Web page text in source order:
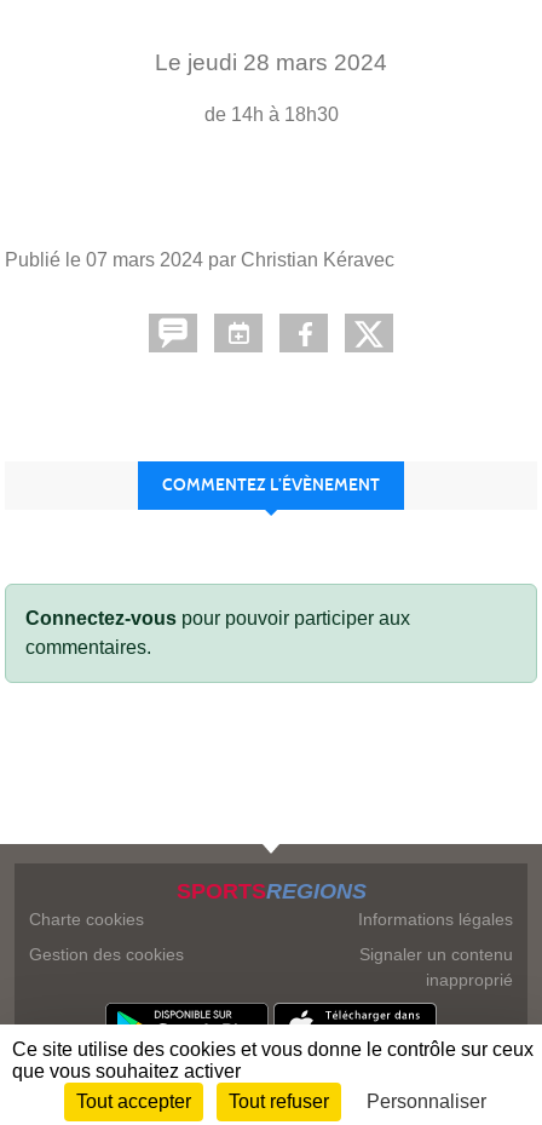
Le jeudi 28 mars 2024
de 14h à 18h30
Publié le 07 mars 2024 par Christian Kéravec
COMMENTEZ L’ÉVÈNEMENT
Connectez-vous pour pouvoir participer aux
commentaires.
SPORTSREGIONS
Charte cookies
Gestion des cookies
Informations légales
Signaler un contenu
inapproprié
Envie de participer ? Connexion
Ce site utilise des cookies et vous donne le contrôle sur ceux
que vous souhaitez activer
Tout accepter
Tout refuser Personnaliser